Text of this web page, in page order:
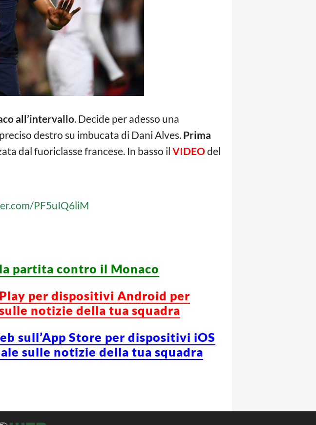
all’intervallo. Decide per adesso una
destro su imbucata di Dani Alves. Prima
dal fuoriclasse francese. In basso il VIDEO del
PF5uIQ6liM
partita contro il Monaco
per dispositivi Android per
notizie della tua squadra
sull’App Store per dispositivi iOS
sulle notizie della tua squadra